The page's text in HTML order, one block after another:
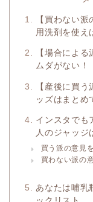
【買わない
用洗剤を使え
【場合によ
ムダがない！
【産後に買
ッズはまとめ
インスタでも
人のジャッジ
買う派の意見
買わない派の
あなたは哺乳